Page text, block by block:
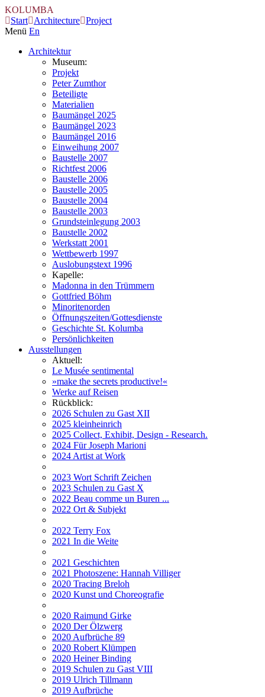
KOLUMBA
Start
Architecture Project
Menü En
Architektur
Museum:
Projekt
Peter Zumthor
Beteiligte
Materialien
Baumängel 2025
Baumängel 2023
Baumängel 2016
Einweihung 2007
Baustelle 2007
Richtfest 2006
Baustelle 2006
Baustelle 2005
Baustelle 2004
Baustelle 2003
Grundsteinlegung 2003
Baustelle 2002
Werkstatt 2001
Wettbewerb 1997
Auslobungstext 1996
Kapelle:
Madonna in den Trümmern
Gottfried Böhm
Minoritenorden
Öffnungszeiten/Gottesdienste
Geschichte St. Kolumba
Persönlichkeiten
Ausstellungen
Aktuell:
Le Musée sentimental
»make the secrets productive!«
Werke auf Reisen
Rückblick:
2026 Schulen zu Gast XII
2025 kleinheinrich
2025 Collect, Exhibit, Design - Research.
2024 Für Joseph Marioni
2024 Artist at Work
2023 Wort Schrift Zeichen
2023 Schulen zu Gast X
2022 Beau comme un Buren ...
2022 Ort & Subjekt
2022 Terry Fox
2021 In die Weite
2021 Geschichten
2021 Photoszene: Hannah Villiger
2020 Tracing Breloh
2020 Kunst und Choreografie
2020 Raimund Girke
2020 Der Ölzwerg
2020 Aufbrüche 89
2020 Robert Klümpen
2020 Heiner Binding
2019 Schulen zu Gast VIII
2019 Ulrich Tillmann
2019 Aufbrüche